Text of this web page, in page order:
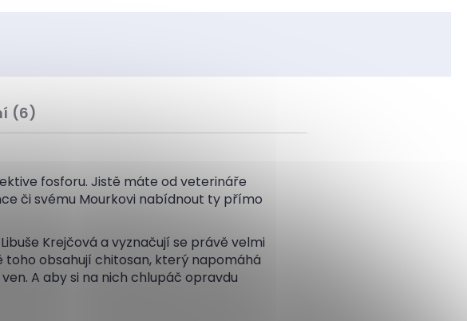
(6)
fosforu. Jistě máte od veterináře
či svému Mourkovi nabídnout ty přímo
Krejčová a vyznačují se právě velmi
obsahují chitosan, který napomáhá
A aby si na nich chlupáč opravdu